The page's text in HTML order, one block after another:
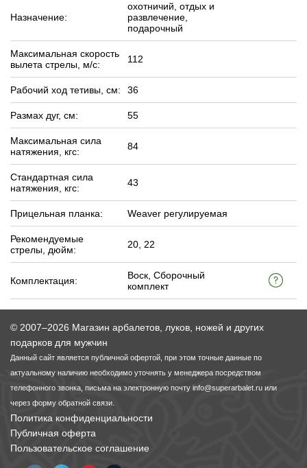
Назначение:
охотничий, отдых и
развлечение,
подарочный
Максимальная скорость
вылета стрелы, м/c:
112
Рабочий ход тетивы, см: 36
Размах дуг, см: 55
Максимальная сила
натяжения, кгс:
84
Стандартная сила
натяжения, кгс:
43
Прицельная планка: Weaver регулируемая
Рекомендуемые
стрелы, дюйм:
20, 22
Комплектация:
Воск, Сборочный
комплект
© 2007–2026 Магазин арбалетов, луков, ножей и других
подарков для мужчин
Данный сайт является публичной офертой, при этом точные данные по
актуальному наличию необходимо уточнять у менеджера посредством
телефонного звонка, письма на электронную почту info@superarbalet.ru или
через форму обратной связи.
Политика конфиденциальности
Публичная оферта
Пользовательское соглашение